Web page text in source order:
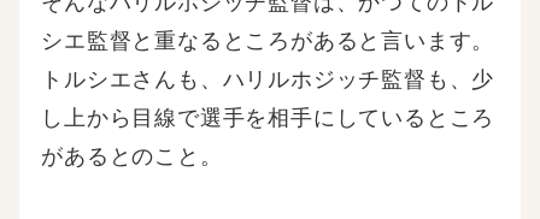
シエ監督と重なるところがあると言います。
トルシエさんも、ハリルホジッチ監督も、少
し上から目線で選手を相手にしているところ
があるとのこと。